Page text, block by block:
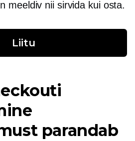
meeldiv nii sirvida kui osta.
Liitu
parandab